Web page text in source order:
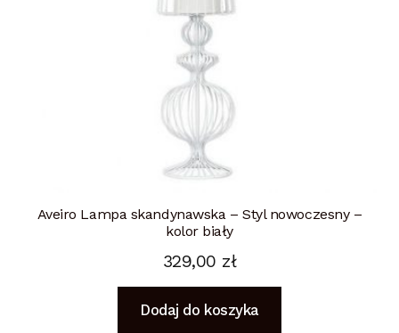
Aveiro Lampa skandynawska – Styl nowoczesny –
kolor biały
329,00 zł
Dodaj do koszyka